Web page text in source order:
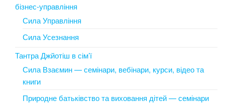
бізнес-управління
Сила Управління
Сила Усезнання
Тантра Джйотіш в сім’ї
Сила Взаємин — семінари, вебінари, курси, відео та
книги
Природне батьківство та виховання дітей — семінари